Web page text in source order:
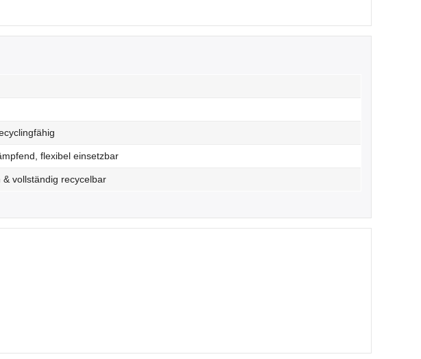
flexibel einsetzbar
& vollständig recycelbar